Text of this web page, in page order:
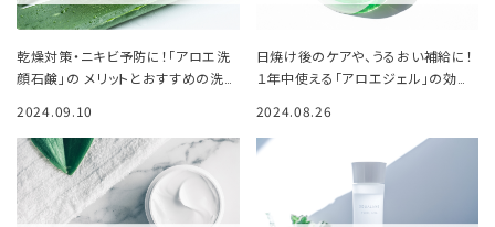
乾燥対策・ニキビ予防に！「アロエ洗
顔石鹸」の メリットとおすすめの洗顔
2024.09.10
日焼け後のケアや、うるおい補給に！
１年中使える「アロエジェル」の効果
2024.08.26